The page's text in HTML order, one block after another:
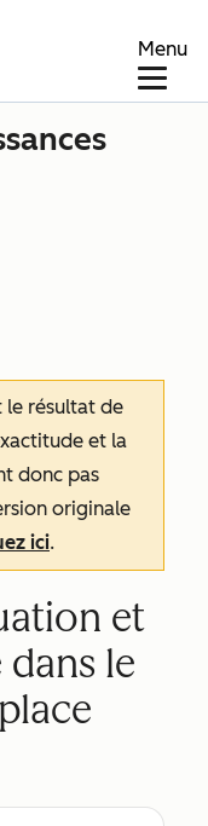
Menu
le résultat de
et la
donc pas
originale
ici.
et
le